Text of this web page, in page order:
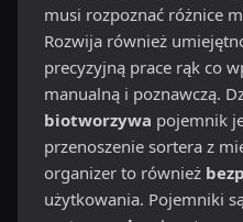
musi rozpoznać różnice
Rozwija również
precyzyjną prace rąk co
manualną i poznawczą.
biotworzywa pojemnik
przenoszenie sortera z
organizer to również
użytkowania. Pojemniki